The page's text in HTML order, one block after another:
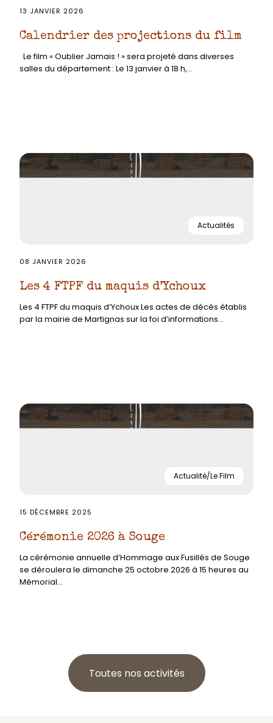
13 JANVIER 2026
Calendrier des projections du film
Le film « Oublier Jamais ! » sera projeté dans diverses
salles du département : Le 13 janvier à 18 h,...
Actualités
08 JANVIER 2026
Les 4 FTPF du maquis d’Ychoux
Les 4 FTPF du maquis d’Ychoux Les actes de décès établis
par la mairie de Martignas sur la foi d’informations...
Actualité/Le Film
15 DÉCEMBRE 2025
Cérémonie 2026 à Souge
La cérémonie annuelle d’Hommage aux Fusillés de Souge
se déroulera le dimanche 25 octobre 2026 à 15 heures au
Mémorial...
Toutes nos activités